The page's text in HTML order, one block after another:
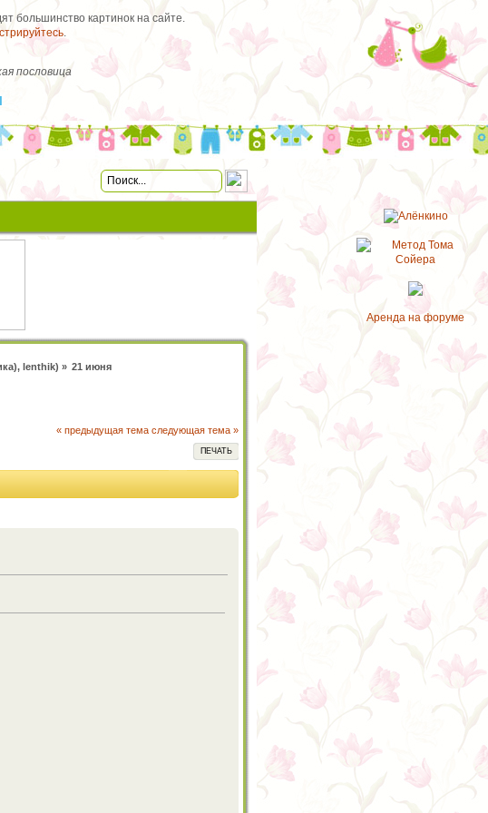
большинство картинок на сайте.
.
пословица
, lenthik) » 21 июня
« предыдущая тема следующая тема »
ПЕЧАТЬ
Аренда на форуме